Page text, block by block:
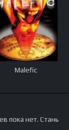
Malefic
пока нет. Стань